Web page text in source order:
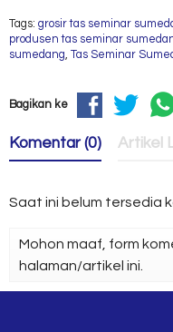
Tags: grosir tas seminar
produsen tas seminar
sumedang, Tas Seminar
Bagikan ke
Komentar (0) Artikel
Saat ini belum tersedia
Mohon maaf, form
halaman/artikel ini.